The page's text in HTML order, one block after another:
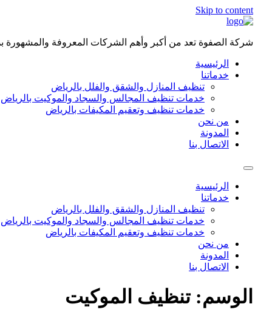
Skip to content
شركة الصفوة تعد من أكبر وأهم الشركات المعروفة والمشهورة
الرئيسية
خدماتنا
تنظيف المنازل والشقق والفلل بالرياض
خدمات تنظيف المجالس والسجاد والموكيت بالرياض
خدمات تنظيف وتعقيم المكيفات بالرياض
من نحن
المدونة
الاتصال بنا
الرئيسية
خدماتنا
تنظيف المنازل والشقق والفلل بالرياض
خدمات تنظيف المجالس والسجاد والموكيت بالرياض
خدمات تنظيف وتعقيم المكيفات بالرياض
من نحن
المدونة
الاتصال بنا
الوسم:تنظيف الموكيت